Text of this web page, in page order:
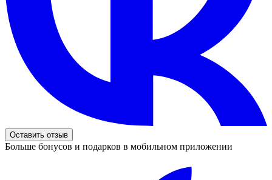
Оставить отзыв
Больше бонусов и подарков в мобильном приложении